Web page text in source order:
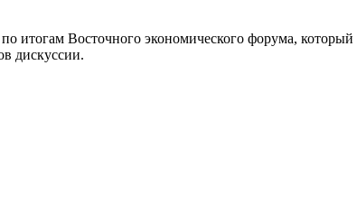
Восточного экономического форума, который
дискуссии.